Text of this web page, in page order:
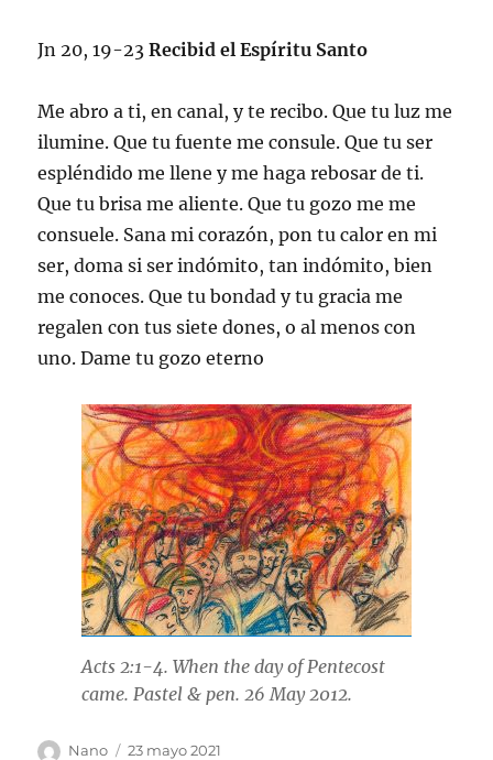
Jn 20, 19-23Recibid el Espíritu Santo
Me abro a ti, en canal, y te recibo. Que tu luz me
ilumine. Que tu fuente me consule. Que tu ser
espléndido me llene y me haga rebosar de ti.
Que tu brisa me aliente. Que tu gozo me me
consuele. Sana mi corazón, pon tu calor en mi
ser, doma si ser indómito, tan indómito, bien
me conoces. Que tu bondad y tu gracia me
regalen con tus siete dones, o al menos con
uno. Dame tu gozo eterno
Acts 2:1-4. When the day of Pentecost
came. Pastel & pen. 26 May 2012.
Autor
Nano Publicado
23 mayo 2021